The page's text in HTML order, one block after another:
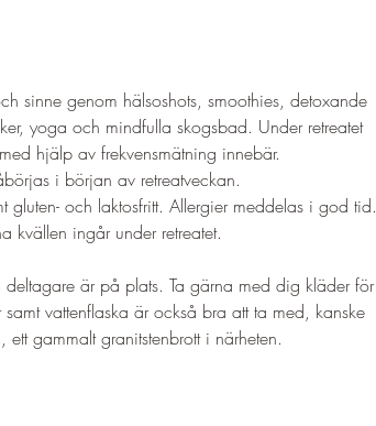
sinne genom hälsoshots, smoothies, detoxande
yoga och mindfulla skogsbad. Under retreatet
hjälp av frekvensmätning innebär.
i början av retreatveckan.
gluten- och laktosfritt. Allergier meddelas i god tid.
kvällen ingår under retreatet.
är på plats. Ta gärna med dig kläder för
vattenflaska är också bra att ta med, kanske
gammalt granitstenbrott i närheten.